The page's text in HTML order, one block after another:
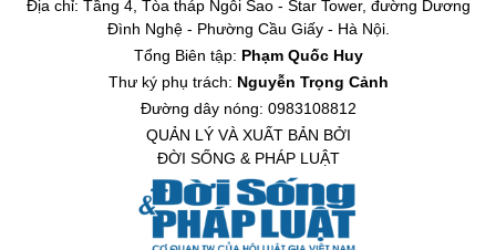
Địa chỉ: Tầng 4, Tòa tháp Ngôi Sao - Star Tower, đường Dương
Đình Nghệ - Phường Cầu Giấy - Hà Nội.
Tổng Biên tập: Phạm Quốc Huy
Thư ký phụ trách: Nguyễn Trọng Cảnh
Đường dây nóng: 0983108812
QUẢN LÝ VÀ XUẤT BẢN BỞI
ĐỜI SỐNG & PHÁP LUẬT